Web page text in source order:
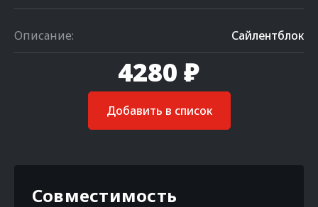
Описание: Сайлентблок
4280 ₽
Добавить в список
Совместимость